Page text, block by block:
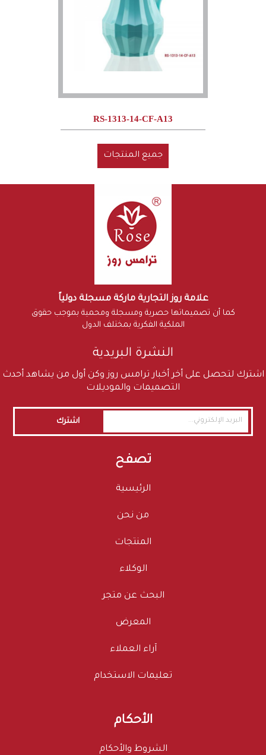
RS-1313-14-CF-A13
جميع المنتجات
علامة روز التجارية ماركة مسجلة دولياً
كما أن تصميماتها حصرية ومسجلة ومحمية بموجب حقوق
الملكية الفكرية بمختلف الدول
النشرة البريدية
اشترك لتحصل على أخر أخبار ترامس روز وكن أول من يشاهد أحدث
التصميمات والموديلات
اشترك
تصفح
الرئيسية
من نحن
المنتجات
الوكلاء
البحث عن متجر
المعرض
آراء العملاء
تعليمات الاستخدام
الأحكام
الشروط والأحكام